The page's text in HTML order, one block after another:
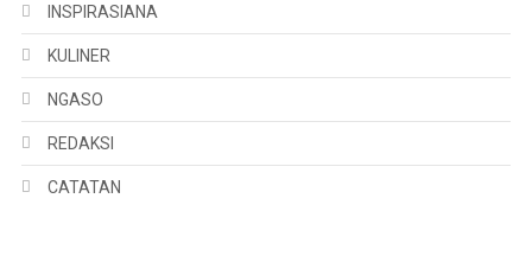
INSPIRASIANA
KULINER
NGASO
REDAKSI
CATATAN